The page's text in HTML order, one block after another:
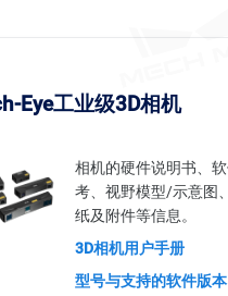
Eye工业级3D相机
相机的硬件说明书、
考、视野模型/示意图
纸及附件等信息。
3D相机用户手册
型号与支持的软件版本